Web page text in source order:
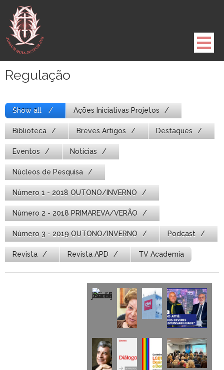
para
conteúdo
Regulação
Show all Ações Iniciativas Projetos
Biblioteca Breves Artigos Destaques
Eventos Notícias
Núcleos de Pesquisa
Número 1 - 2018 OUTONO/INVERNO
Número 2 - 2018 PRIMAREVA/VERÃO
Número 3 - 2019 OUTONO/INVERNO Podcast
Revista Revista APD TV Academia